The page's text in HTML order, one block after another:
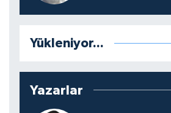
Yükleniyor...
Yazarlar